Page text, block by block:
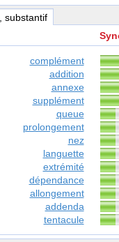
, substantif
complément
addition
annexe
supplément
queue
prolongement
nez
languette
extrémité
dépendance
allongement
addenda
tentacule